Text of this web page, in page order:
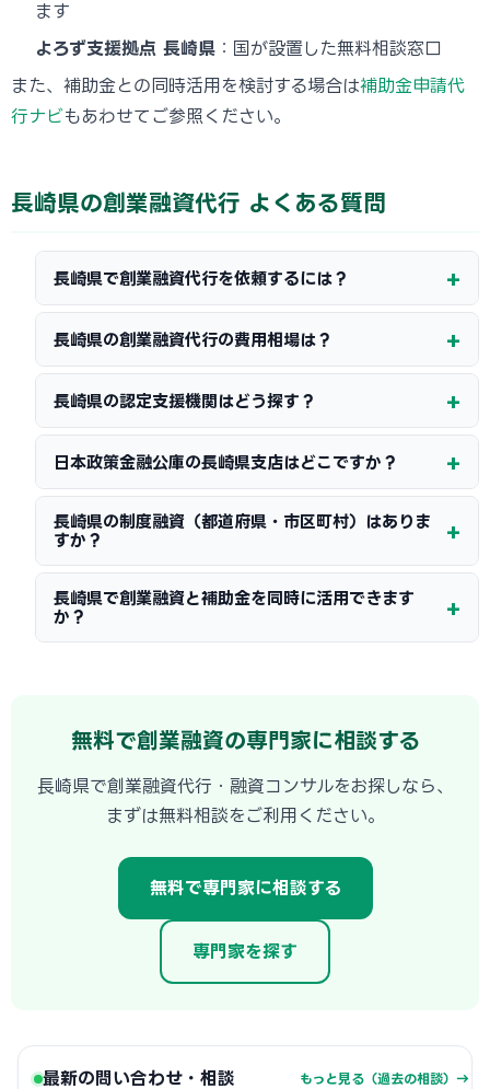
ます
よろず支援拠点 長崎県 ：国が設置した無料相談窓口
また、補助金との同時活用を検討する場合は補助金申請代
行ナビもあわせてご参照ください。
長崎県の創業融資代行 よくある質問
長崎県で創業融資代行を依頼するには？
長崎県の創業融資代行の費用相場は？
長崎県の認定支援機関はどう探す？
日本政策金融公庫の長崎県支店はどこですか？
長崎県の制度融資（都道府県・市区町村）はありま
すか？
長崎県で創業融資と補助金を同時に活用できます
か？
無料で創業融資の専門家に相談する
長崎県で創業融資代行・融資コンサルをお探しなら、
まずは無料相談をご利用ください。
無料で専門家に相談する
専門家を探す
最新の問い合わせ・相談 もっと見る（過去の相談）→